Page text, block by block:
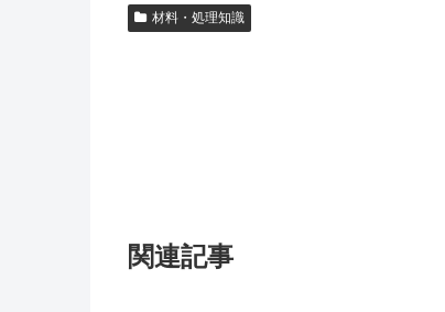
材料・処理知識
関連記事